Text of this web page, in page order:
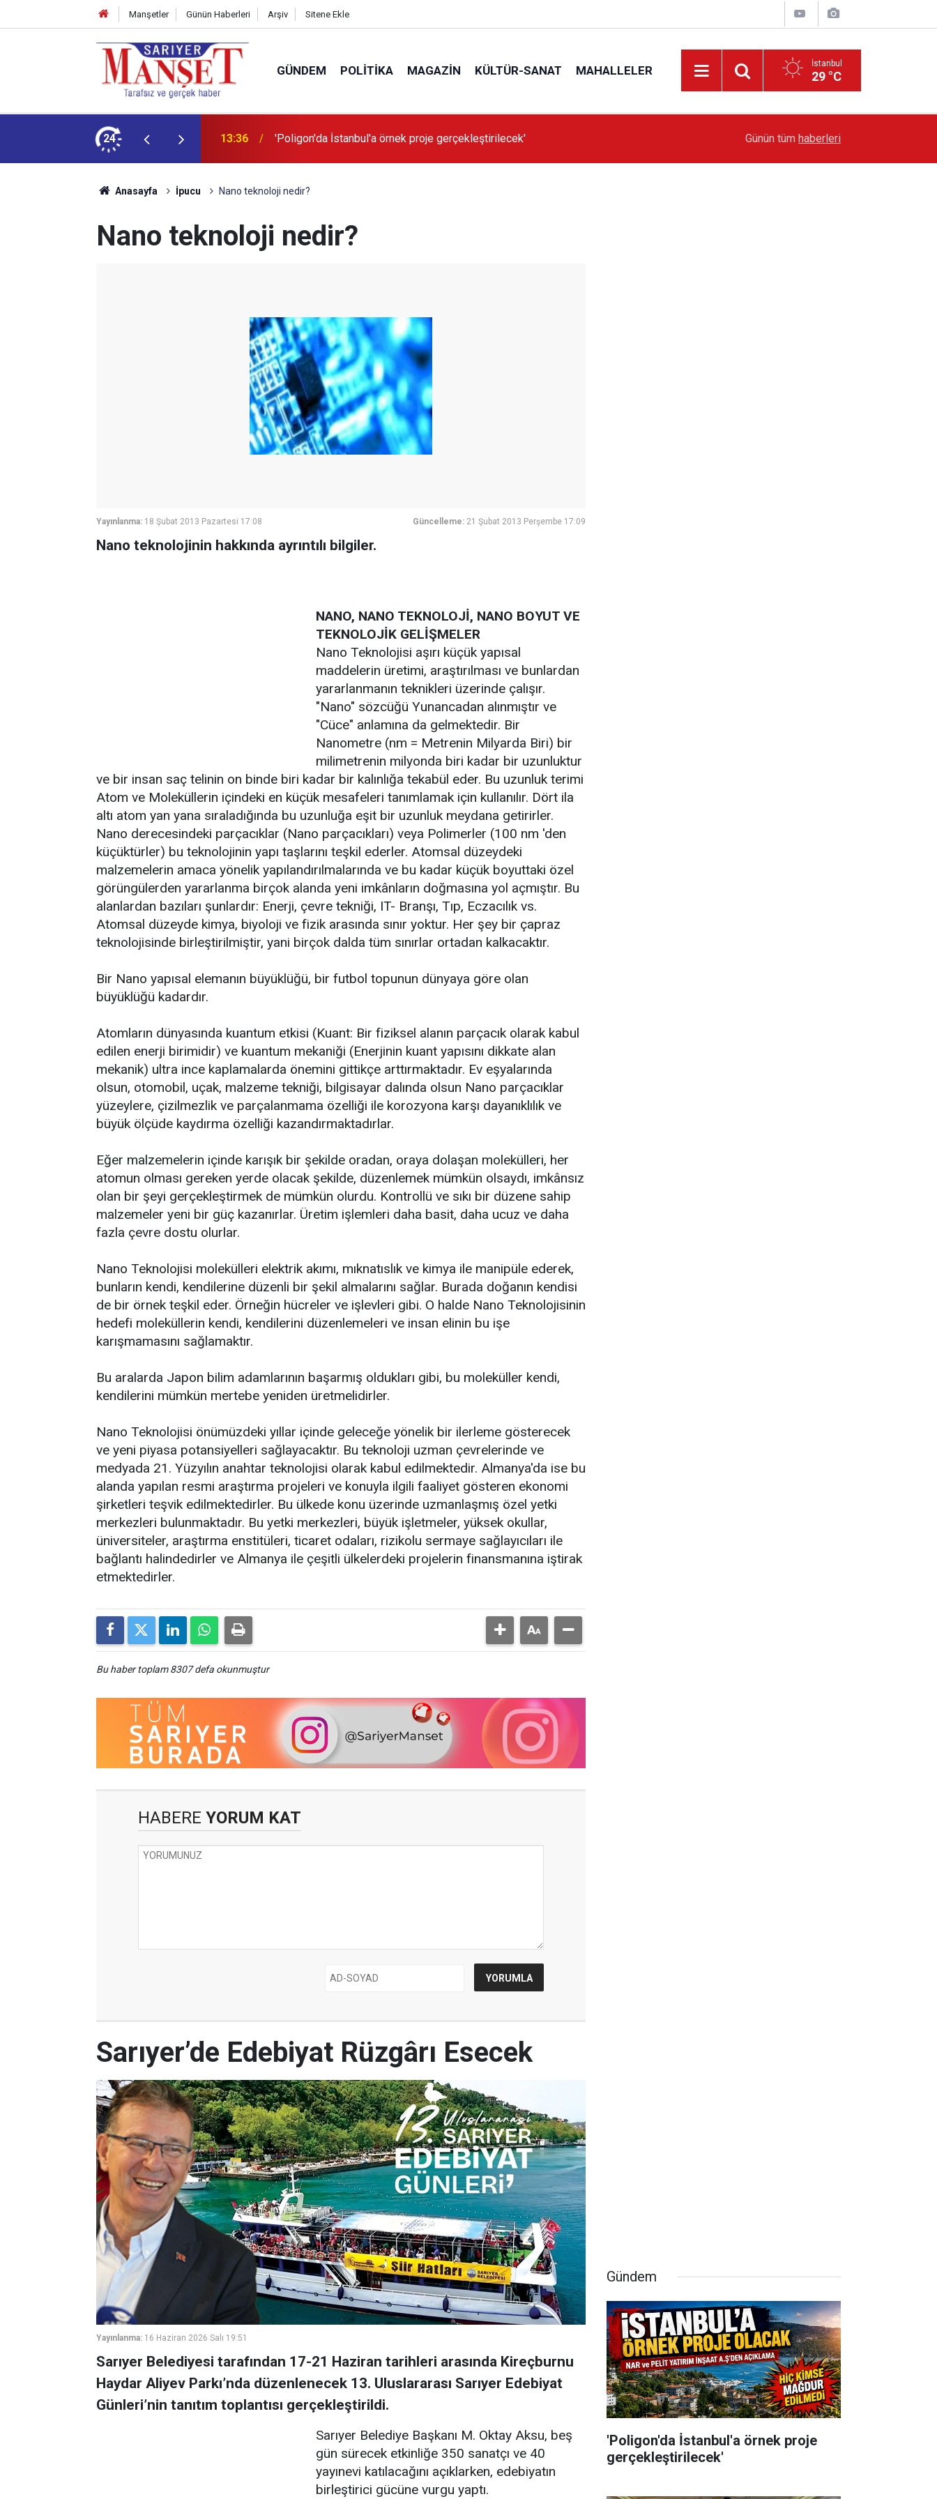
Manşetler Günün Haberleri Arşiv Sitene Ekle
GÜNDEM POLITIKA MAGAZIN KÜLTÜR-SANAT MAHALLELER İstanbul
29 °C
24 13:36 'Poligon'da İstanbul'a örnek proje gerçekleştirilecek' Sarıyer’de Edebiyat Rüzgârı Esecek
Günün tüm haberleri
Anasayfa İpucu Nano teknoloji nedir?
Nano teknoloji nedir?
Yayınlanma: 18 Şubat 2013 Pazartesi 17:08 Güncelleme: 21 Şubat 2013 Perşembe 17:09
Nano teknolojinin hakkında ayrıntılı bilgiler.
NANO, NANO TEKNOLOJİ, NANO BOYUT VE
TEKNOLOJİK GELİŞMELER
Nano Teknolojisi aşırı küçük yapısal
maddelerin üretimi, araştırılması ve bunlardan
yararlanmanın teknikleri üzerinde çalışır.
"Nano" sözcüğü Yunancadan alınmıştır ve
"Cüce" anlamına da gelmektedir. Bir
Nanometre (nm = Metrenin Milyarda Biri) bir
milimetrenin milyonda biri kadar bir uzunluktur
ve bir insan saç telinin on binde biri kadar bir kalınlığa tekabül eder. Bu uzunluk terimi
Atom ve Moleküllerin içindeki en küçük mesafeleri tanımlamak için kullanılır. Dört ila
altı atom yan yana sıraladığında bu uzunluğa eşit bir uzunluk meydana getirirler.
Nano derecesindeki parçacıklar (Nano parçacıkları) veya Polimerler (100 nm 'den
küçüktürler) bu teknolojinin yapı taşlarını teşkil ederler. Atomsal düzeydeki
malzemelerin amaca yönelik yapılandırılmalarında ve bu kadar küçük boyuttaki özel
görüngülerden yararlanma birçok alanda yeni imkânların doğmasına yol açmıştır. Bu
alanlardan bazıları şunlardır: Enerji, çevre tekniği, IT- Branşı, Tıp, Eczacılık vs.
Atomsal düzeyde kimya, biyoloji ve fizik arasında sınır yoktur. Her şey bir çapraz
teknolojisinde birleştirilmiştir, yani birçok dalda tüm sınırlar ortadan kalkacaktır.
Bir Nano yapısal elemanın büyüklüğü, bir futbol topunun dünyaya göre olan
büyüklüğü kadardır.
Atomların dünyasında kuantum etkisi (Kuant: Bir fiziksel alanın parçacık olarak kabul
edilen enerji birimidir) ve kuantum mekaniği (Enerjinin kuant yapısını dikkate alan
mekanik) ultra ince kaplamalarda önemini gittikçe arttırmaktadır. Ev eşyalarında
olsun, otomobil, uçak, malzeme tekniği, bilgisayar dalında olsun Nano parçacıklar
yüzeylere, çizilmezlik ve parçalanmama özelliği ile korozyona karşı dayanıklılık ve
büyük ölçüde kaydırma özelliği kazandırmaktadırlar.
Eğer malzemelerin içinde karışık bir şekilde oradan, oraya dolaşan molekülleri, her
atomun olması gereken yerde olacak şekilde, düzenlemek mümkün olsaydı, imkânsız
olan bir şeyi gerçekleştirmek de mümkün olurdu. Kontrollü ve sıkı bir düzene sahip
malzemeler yeni bir güç kazanırlar. Üretim işlemleri daha basit, daha ucuz ve daha
fazla çevre dostu olurlar.
Nano Teknolojisi molekülleri elektrik akımı, mıknatıslık ve kimya ile manipüle ederek,
bunların kendi, kendilerine düzenli bir şekil almalarını sağlar. Burada doğanın kendisi
de bir örnek teşkil eder. Örneğin hücreler ve işlevleri gibi. O halde Nano Teknolojisinin
hedefi moleküllerin kendi, kendilerini düzenlemeleri ve insan elinin bu işe
karışmamasını sağlamaktır.
Bu aralarda Japon bilim adamlarının başarmış oldukları gibi, bu moleküller kendi,
kendilerini mümkün mertebe yeniden üretmelidirler.
Nano Teknolojisi önümüzdeki yıllar içinde geleceğe yönelik bir ilerleme gösterecek
ve yeni piyasa potansiyelleri sağlayacaktır. Bu teknoloji uzman çevrelerinde ve
medyada 21. Yüzyılın anahtar teknolojisi olarak kabul edilmektedir. Almanya'da ise bu
alanda yapılan resmi araştırma projeleri ve konuyla ilgili faaliyet gösteren ekonomi
şirketleri teşvik edilmektedirler. Bu ülkede konu üzerinde uzmanlaşmış özel yetki
merkezleri bulunmaktadır. Bu yetki merkezleri, büyük işletmeler, yüksek okullar,
üniversiteler, araştırma enstitüleri, ticaret odaları, rizikolu sermaye sağlayıcıları ile
bağlantı halindedirler ve Almanya ile çeşitli ülkelerdeki projelerin finansmanına iştirak
etmektedirler.
Bu haber toplam 8307 defa okunmuştur
HABERE YORUM KAT
Sarıyer’de Edebiyat Rüzgârı Esecek
Yayınlanma: 16 Haziran 2026 Salı 19:51
Sarıyer Belediyesi tarafından 17-21 Haziran tarihleri arasında Kireçburnu
Haydar Aliyev Parkı’nda düzenlenecek 13. Uluslararası Sarıyer Edebiyat
Günleri’nin tanıtım toplantısı gerçekleştirildi.
Sarıyer Belediye Başkanı M. Oktay Aksu, beş
gün sürecek etkinliğe 350 sanatçı ve 40
yayınevi katılacağını açıklarken, edebiyatın
birleştirici gücüne vurgu yaptı.
Gündem
'Poligon'da İstanbul'a örnek proje
gerçekleştirilecek'